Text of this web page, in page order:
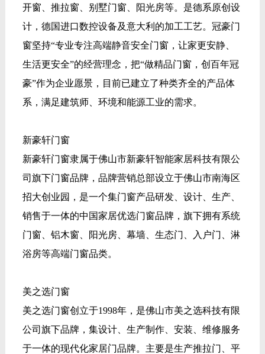
开窗、推拉窗、别墅门窗、阳光房等。是德系原创设
计，德国进口数控设备及意大利的加工工艺。冠豪门
窗坚持“专业专注高端静音安全门窗，让家更安静、
生活更安全”的经营理念，把“做精品门窗，创百年冠
豪”作为企业愿景，目前已建立了种类齐全的产品体
系，满足建筑师、环境和能源工业的需求。
新豪轩门窗
新豪轩门窗隶属于佛山市新豪轩智能家居科技有限公
司旗下门窗品牌，品牌营销总部设立于佛山市南海区
招大创业园，是一个集门窗产品研发、设计、生产、
销售于一体的中国家居优选门窗品牌，旗下拥有系统
门窗、铝木窗、阳光房、幕墙、生态门、入户门、淋
浴房等高端门窗品类。
美之选门窗
美之选门窗创立于1998年，是佛山市美之选科技有限
公司旗下品牌，集设计、生产制作、安装、维修服务
于一体的现代化家居门品牌。主要是生产推拉门、平